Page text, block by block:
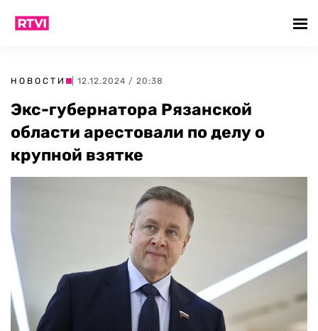
НОВОСТИ | 12.12.2024 / 20:38
Экс-губернатора Рязанской
области арестовали по делу о
крупной взятке